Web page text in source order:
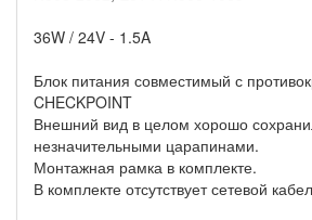
36W / 24V - 1.5A
Блок питания совместимый с
CHECKPOINT
Внешний вид в целом хорошо
незначительными царапинами.
Монтажная рамка в комплекте.
В комплекте отсутствует сетевой